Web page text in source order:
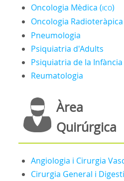
Oncologia Mèdica (ICO)
Oncologia Radioteràpica
Pneumologia
Psiquiatria d'Adults
Psiquiatria de la
Reumatologia
Àrea
Quirúrgica
Angiologia i Cirurgia
Cirurgia General i